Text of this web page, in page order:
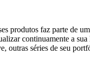
produtos faz parte de
continuamente a
outras séries de seu